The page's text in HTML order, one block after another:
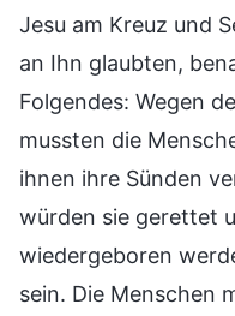
Jesu am Kreuz und
an Ihn glaubten,
Folgendes: Wegen
mussten die
ihnen ihre Sünden
würden sie gerettet
wiedergeboren
sein. Die Menschen